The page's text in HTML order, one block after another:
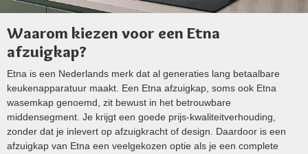
Waarom kiezen voor een Etna
afzuigkap?
Etna is een Nederlands merk dat al generaties lang betaalbare
keukenapparatuur maakt. Een Etna afzuigkap, soms ook Etna
wasemkap genoemd, zit bewust in het betrouwbare
middensegment. Je krijgt een goede prijs-kwaliteitverhouding,
zonder dat je inlevert op afzuigkracht of design. Daardoor is een
afzuigkap van Etna een veelgekozen optie als je een complete